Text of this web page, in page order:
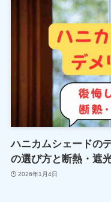
ハニカムシェードの
の選び方と断熱・遮
2026年1月4日